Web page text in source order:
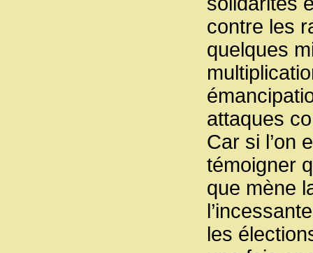
contre les
quelques
attaques
Car si l’on
témoigner
que mène
les